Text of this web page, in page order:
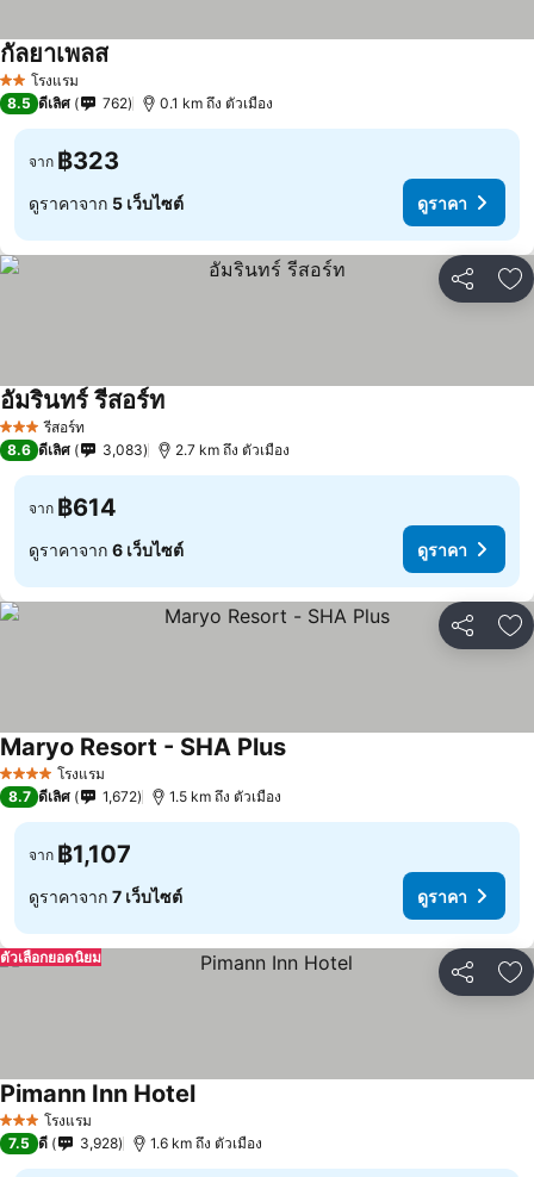
2 ดาวโรงแรม
กัลยาเพลส
8.5 ดีเลิศ 762 0.1 km ถึง ตัวเมือง
จาก ฿323
ดูราคาจาก 5 เว็บไซต์ ดูราคา
แชร์ เ
3 ดาว รีสอร์ท
อัมรินทร์ รีสอร์ท
8.6 ดีเลิศ 3,083 2.7 km ถึง ตัวเมือง
จาก ฿614
ดูราคาจาก 6 เว็บไซต์ ดูราคา
แชร์ เ
4 ดาว โรงแรม
Maryo Resort - SHA Plus
8.7 ดีเลิศ 1,672 1.5 km ถึง ตัวเมือง
จาก ฿1,107
ดูราคาจาก 7 เว็บไซต์ ดูราคา
แชร์ เ
ตัวเลือกยอดนิยม
3 ดาว โรงแรม
Pimann Inn Hotel
7.5 ดี 3,928 1.6 km ถึง ตัวเมือง